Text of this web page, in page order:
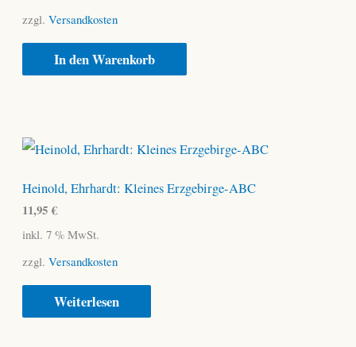
zzgl. Versandkosten
In den Warenkorb
Heinold, Ehrhardt: Kleines Erzgebirge-ABC
11,95€
inkl. 7 % MwSt.
zzgl. Versandkosten
Weiterlesen